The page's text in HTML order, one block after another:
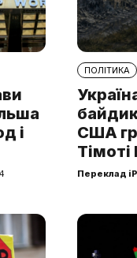
і
ПОЛІТИКА
США
Переклад